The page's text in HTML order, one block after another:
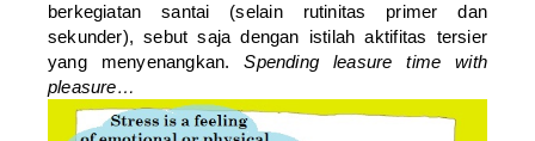
berkegiatan santai (selain rutinitas primer dan
sekunder), sebut saja dengan istilah aktifitas tersier
yang menyenangkan.Spending leasure time with
pleasure…